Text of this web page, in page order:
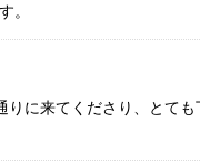
。
に来てくださり、とて